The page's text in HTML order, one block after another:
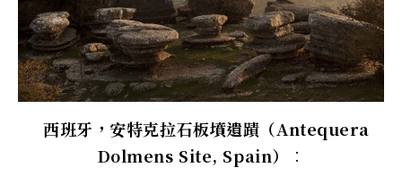
西班牙，安特克拉石板墳遺蹟（Antequera
Dolmens Site, Spain）︰